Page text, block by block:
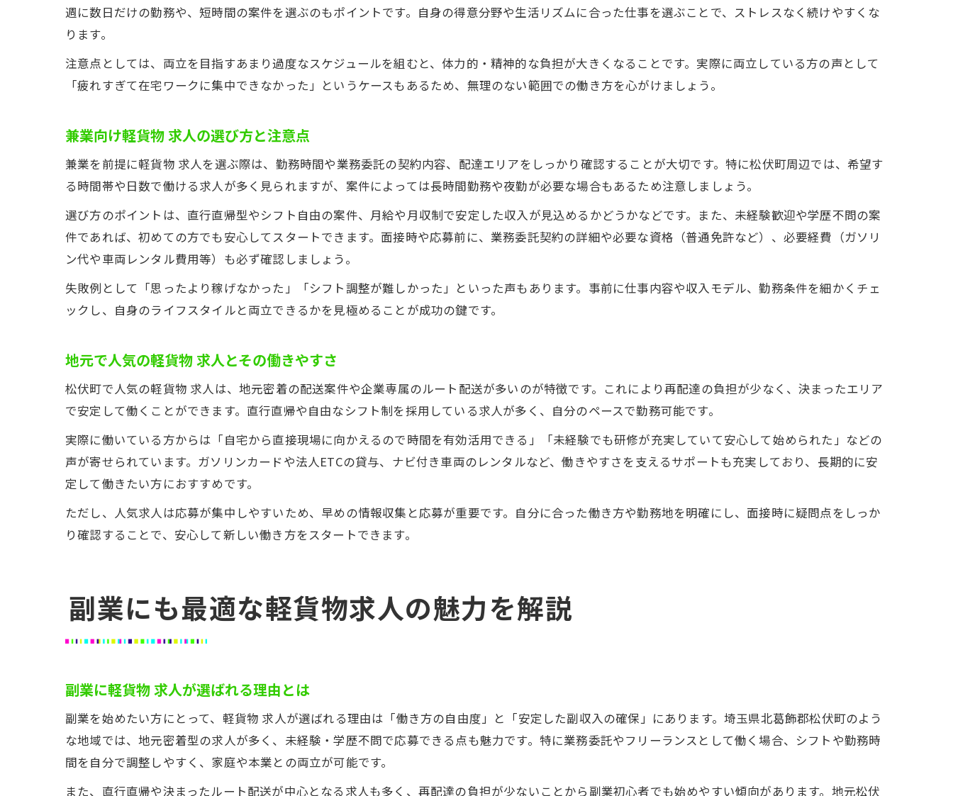
軽貨物 求人が支持され続ける理由と将来展望
軽貨物 求人の安定性と今後の需要について
将来性を考えた軽貨物 求人の働き方戦略
週に数日だけの勤務や、短時間の案件を選ぶのもポイントです。自身の得意分野や生活リズムに合った仕事を選ぶことで、ストレスなく続けやすくな
ります。
注意点としては、両立を目指すあまり過度なスケジュールを組むと、体力的・精神的な負担が大きくなることです。実際に両立している方の声として
「疲れすぎて在宅ワークに集中できなかった」というケースもあるため、無理のない範囲での働き方を心がけましょう。
兼業向け軽貨物 求人の選び方と注意点
兼業を前提に軽貨物 求人を選ぶ際は、勤務時間や業務委託の契約内容、配達エリアをしっかり確認することが大切です。特に松伏町周辺では、希望す
る時間帯や日数で働ける求人が多く見られますが、案件によっては長時間勤務や夜勤が必要な場合もあるため注意しましょう。
選び方のポイントは、直行直帰型やシフト自由の案件、月給や月収制で安定した収入が見込めるかどうかなどです。また、未経験歓迎や学歴不問の案
件であれば、初めての方でも安心してスタートできます。面接時や応募前に、業務委託契約の詳細や必要な資格（普通免許など）、必要経費（ガソリ
ン代や車両レンタル費用等）も必ず確認しましょう。
失敗例として「思ったより稼げなかった」「シフト調整が難しかった」といった声もあります。事前に仕事内容や収入モデル、勤務条件を細かくチェ
ックし、自身のライフスタイルと両立できるかを見極めることが成功の鍵です。
地元で人気の軽貨物 求人とその働きやすさ
松伏町で人気の軽貨物 求人は、地元密着の配送案件や企業専属のルート配送が多いのが特徴です。これにより再配達の負担が少なく、決まったエリア
で安定して働くことができます。直行直帰や自由なシフト制を採用している求人が多く、自分のペースで勤務可能です。
実際に働いている方からは「自宅から直接現場に向かえるので時間を有効活用できる」「未経験でも研修が充実していて安心して始められた」などの
声が寄せられています。ガソリンカードや法人ETCの貸与、ナビ付き車両のレンタルなど、働きやすさを支えるサポートも充実しており、長期的に安
定して働きたい方におすすめです。
ただし、人気求人は応募が集中しやすいため、早めの情報収集と応募が重要です。自分に合った働き方や勤務地を明確にし、面接時に疑問点をしっか
り確認することで、安心して新しい働き方をスタートできます。
副業にも最適な軽貨物求人の魅力を解説
副業に軽貨物 求人が選ばれる理由とは
副業を始めたい方にとって、軽貨物 求人が選ばれる理由は「働き方の自由度」と「安定した副収入の確保」にあります。埼玉県北葛飾郡松伏町のよう
な地域では、地元密着型の求人が多く、未経験・学歴不問で応募できる点も魅力です。特に業務委託やフリーランスとして働く場合、シフトや勤務時
間を自分で調整しやすく、家庭や本業との両立が可能です。
また、直行直帰や決まったルート配送が中心となる求人も多く、再配達の負担が少ないことから副業初心者でも始めやすい傾向があります。地元松伏